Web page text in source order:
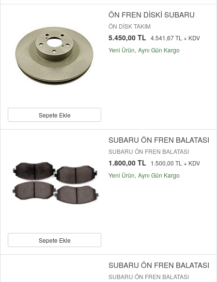
Sepete Ekle
ÖN FREN DİSKİ SUBARU
ÖN DİSK TAKIM
5.450,00 TL 4.541,67 TL + KDV
Yeni Ürün Aynı Gün Kargo
Sepete Ekle
SUBARU ÖN FREN BALATASI
SUBARU ÖN FREN BALATASI
1.800,00 TL
1.500,00 TL + KDV
Yeni Ürün Aynı Gün Kargo
SUBARU ÖN FREN BALATASI
SUBARU ÖN FREN BALATASI